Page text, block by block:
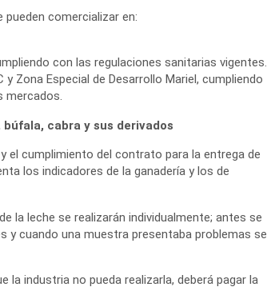
comercializar en:
con las regulaciones sanitarias vigentes.
Zona Especial de Desarrollo Mariel, cumpliendo
mercados.
cabra y sus derivados
el cumplimiento del contrato para la entrega de
los indicadores de la ganadería y los de
la leche se realizarán individualmente; antes se
y cuando una muestra presentaba problemas se
la industria no pueda realizarla, deberá pagar la